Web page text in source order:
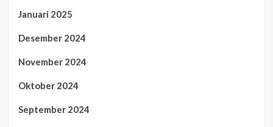
Januari 2025
Desember 2024
November 2024
Oktober 2024
September 2024